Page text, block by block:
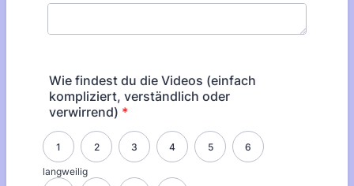
Wie findest du die Videos (einfach
kompliziert, verständlich oder
verwirrend) *
langweilig
1 2 3 4 5 6
1 is langweilig, 10 is Mega